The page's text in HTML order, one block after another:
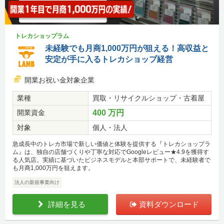
トレカショップラム
未経験でも月商1,000万円が狙える！高収益と
安定が手に入るトレカショップ経営
開業お祝い金対象企業
業種
買取・リサイクルショップ・古着屋
開業資金
400 万円
対象 個人・法人
急成長中のトレカ市場で新しい価値と体験を提供する『トレカショップラ
ム』は、独自の店舗づくりや丁寧な対応でGoogleレビュー★4.9を獲得す
る人気店。実績に基づいたビジネスモデルと本部サポートで、未経験者で
も月商1,000万円を狙えます。
法人の新規事業向け
詳細を見る 資料ダウンロード